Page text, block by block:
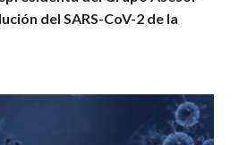
del SARS-CoV-2 de la